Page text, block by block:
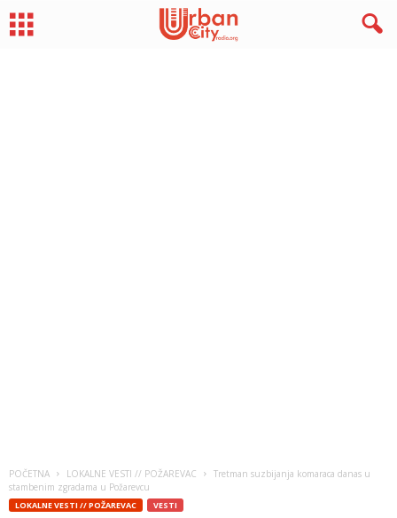
POČETNA LOKALNE VESTI // POŽAREVAC
Tretman suzbijanja komaraca danas u
stambenim zgradama u Požarevcu
LOKALNE VESTI // POŽAREVAC VESTI